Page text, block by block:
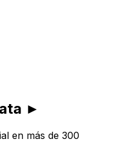
►
en más de 300